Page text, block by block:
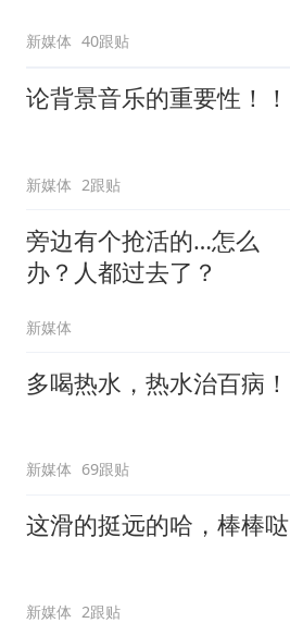
新媒体 40跟贴
论背景音乐的重要性！！
新媒体 2跟贴
旁边有个抢活的…怎么
办？人都过去了？
新媒体
多喝热水，热水治百病！
新媒体 69跟贴
这滑的挺远的哈，棒棒哒
新媒体 2跟贴